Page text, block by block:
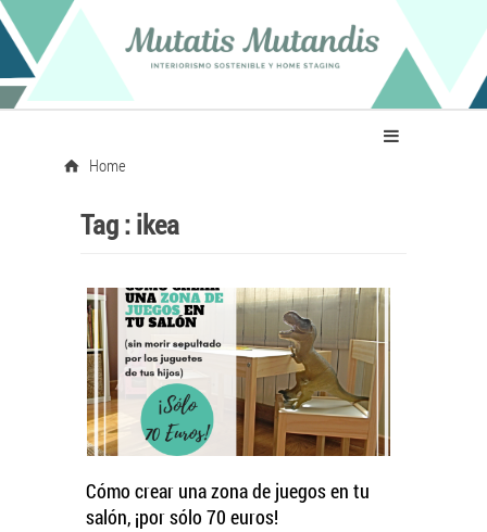
Home
Tag :ikea
Cómo crear una zona de juegos en tu
salón, ¡por sólo 70 euros!